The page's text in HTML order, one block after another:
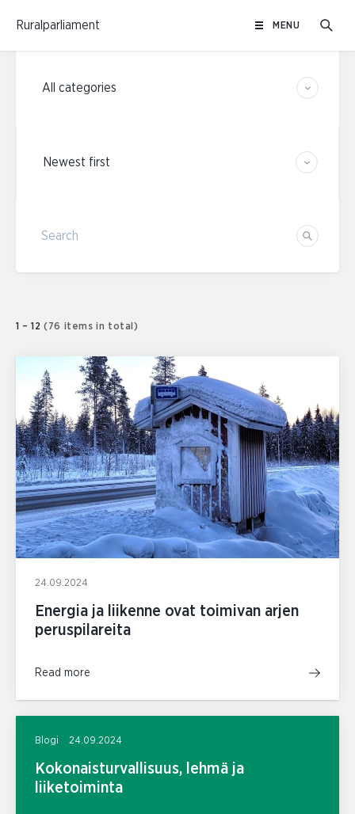
Ruralparliament MENU
Search
1 – 12 (76 items in total)
24.09.2024
Energia ja liikenne ovat toimivan arjen
peruspilareita
Read more
Blogi 24.09.2024
Kokonaisturvallisuus, lehmä ja
liiketoiminta